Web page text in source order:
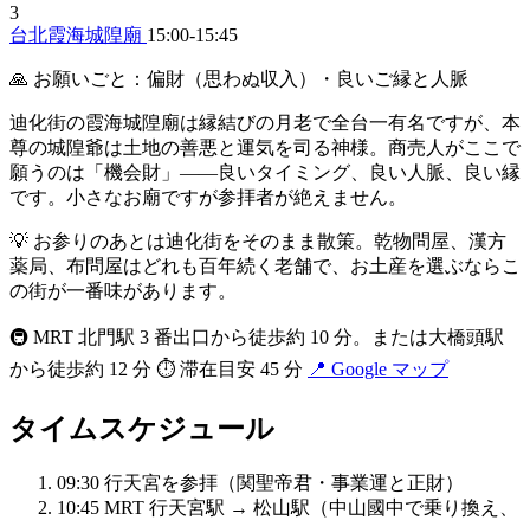
3
台北霞海城隍廟 15:00-15:45
🙏 お願いごと：偏財（思わぬ収入）・良いご縁と人脈
迪化街の霞海城隍廟は縁結びの月老で全台一有名ですが、本
尊の城隍爺は土地の善悪と運気を司る神様。商売人がここで
願うのは「機会財」——良いタイミング、良い人脈、良い縁
です。小さなお廟ですが参拝者が絶えません。
💡 お参りのあとは迪化街をそのまま散策。乾物問屋、漢方
薬局、布問屋はどれも百年続く老舗で、お土産を選ぶならこ
の街が一番味があります。
🚇 MRT 北門駅 3 番出口から徒歩約 10 分。または大橋頭駅
から徒歩約 12 分 ⏱ 滞在目安 45 分 📍 Google マップ
タイムスケジュール
09:30 行天宮を参拝（関聖帝君・事業運と正財）
10:45 MRT 行天宮駅 → 松山駅（中山國中で乗り換え、